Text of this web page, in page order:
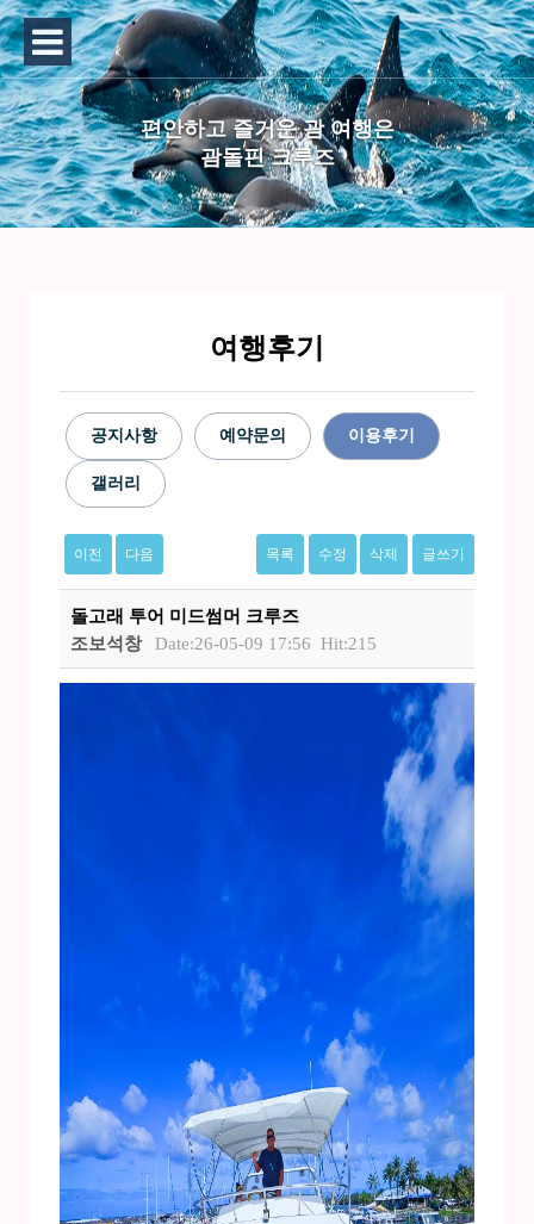
편안하고 즐거운 괌 여행은
괌돌핀 크루즈
여행후기
공지사항 예약문의 이용후기
갤러리
이전 다음 목록 수정 삭제 글쓰기
돌고래 투어 미드썸머 크루즈
조보석창
Date:26-05-09 17:56 Hit:215